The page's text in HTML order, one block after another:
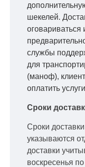
шекелей.
оговариваться
службы
для
(маноф),
оплатить
Сроки
Сроки
указываются
доставки
воскресенья